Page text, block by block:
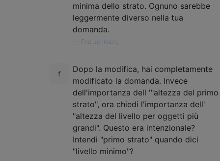
minima dello strato. Ognuno sarebbe
leggermente diverso nella tua
domanda.
Eric Johnson,
Dopo la modifica, hai completamente
modificato la domanda. Invece
dell'importanza dell '"altezza del primo
strato", ora chiedi l'importanza dell'
"altezza del livello per oggetti più
grandi". Questo era intenzionale?
Intendi "primo strato" quando dici
"livello minimo"?